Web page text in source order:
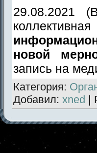
29.08.2021
новой
запись на
Категория:
Добавил: xned |